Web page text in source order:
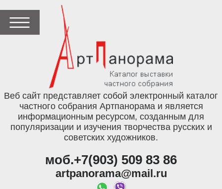
Веб сайт представляет собой электронный каталог
частного собрания Артпанорама и является
информационным ресурсом, созданным для
популяризации и изучения творчества русских и
советских художников.
моб.+7(903) 509 83 86
artpanorama@mail.ru